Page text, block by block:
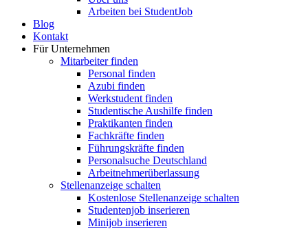
Arbeiten bei StudentJob
Blog
Kontakt
Für Unternehmen
Mitarbeiter finden
Personal finden
Azubi finden
Werkstudent finden
Studentische Aushilfe finden
Praktikanten finden
Fachkräfte finden
Führungskräfte finden
Personalsuche Deutschland
Arbeitnehmerüberlassung
Stellenanzeige schalten
Kostenlose Stellenanzeige schalten
Studentenjob inserieren
Minijob inserieren